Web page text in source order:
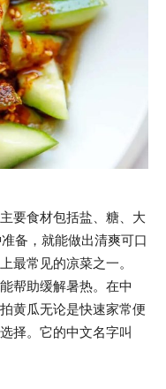
要食材包括盐、糖、大
备，就能做出清爽可口
最常见的凉菜之一。
帮助缓解暑热。在中
黄瓜无论是快速家常便
择。它的中文名字叫